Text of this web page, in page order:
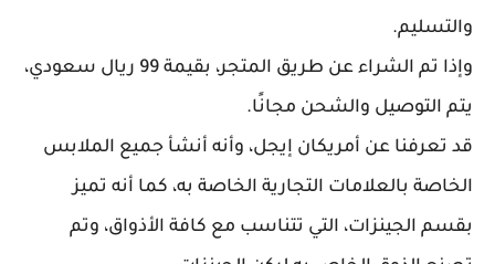
والتسليم.
وإذا تم الشراء عن طريق المتجر، بقيمة 99 ريال سعودي،
يتم التوصيل والشحن مجانًا.
قد تعرفنا عن أمريكان إيجل، وأنه أنشأ جميع الملابس
الخاصة بالعلامات التجارية الخاصة به، كما أنه تميز
بقسم الجينزات، التي تتناسب مع كافة الأذواق، وتم